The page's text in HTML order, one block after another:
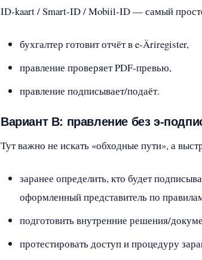
ID‑kaart / Smart‑ID / Mobiil‑ID — самый
бухгалтер готовит отчёт в e‑Äriregister,
правление проверяет PDF‑превью,
правление подписывает/подаёт.
Вариант B: правление без
Тут важно не искать «обходные пути», а
заранее определить, кто будет
оформленный представитель по
подготовить внутренние решения/
протестировать доступ и процедуру